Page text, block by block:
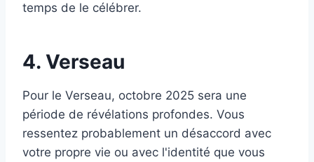
temps de le célébrer.
4. Verseau
Pour le Verseau, octobre 2025 sera une
période de révélations profondes. Vous
ressentez probablement un désaccord avec
votre propre vie ou avec l'identité que vous